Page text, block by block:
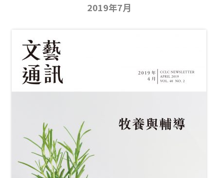
2019年7月